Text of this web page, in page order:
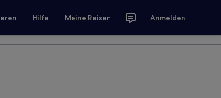
Hilfe Meine Reisen Anmelden